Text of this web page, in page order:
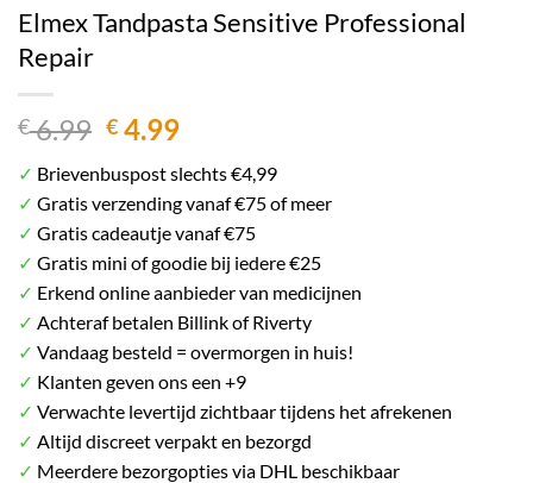
Elmex Tandpasta Sensitive Professional
Repair
€6.99 Oorspronkelijke
was:
€ 6.99.
€ 4.99Huidige
is:
€ 4.99.
✓ Brievenbuspost slechts €4,99
✓ Gratis verzending vanaf €75 of meer
✓ Gratis cadeautje vanaf €75
✓ Gratis mini of goodie bij iedere €25
✓ Erkend online aanbieder van medicijnen
✓ Achteraf betalen Billink of Riverty
✓ Vandaag besteld = overmorgen in huis!
✓ Klanten geven ons een +9
✓ Verwachte levertijd zichtbaar tijdens het afrekenen
✓ Altijd discreet verpakt en bezorgd
✓ Meerdere bezorgopties via DHL beschikbaar